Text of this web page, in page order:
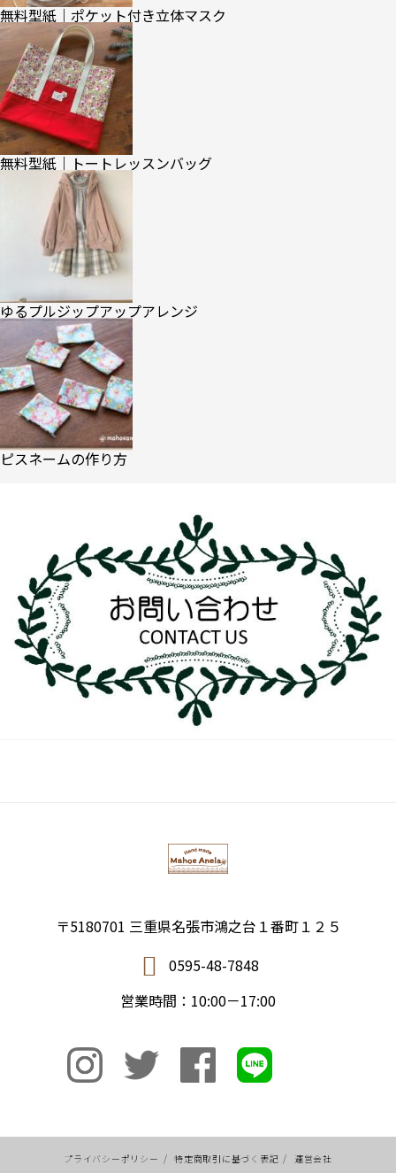
無料型紙｜ポケット付き立体マスク
無料型紙｜トートレッスンバッグ
ゆるプルジップアップアレンジ
ピスネームの作り方
〒5180701 三重県名張市鴻之台１番町１２５
0595-48-7848
営業時間：10:00－17:00
プライバシーポリシー / 特定商取引に基づく表記 / 運営会社